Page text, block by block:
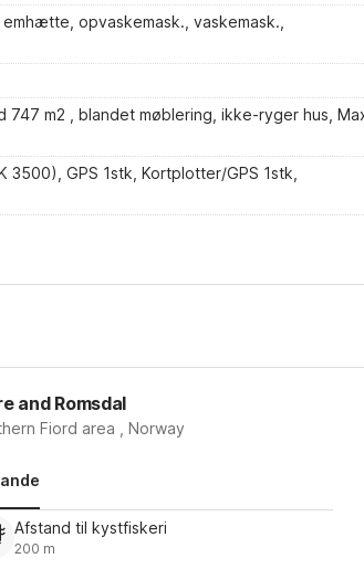
opvaskemask., vaskemask.,
m2 , blandet møblering, ikke-ryger hus,
GPS 1stk, Kortplotter/GPS 1stk,
and Romsdal
Fiord area , Norway
Afstand til kystfiskeri
200 m